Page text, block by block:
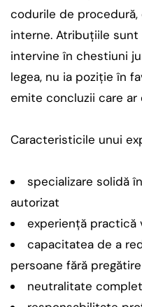
codurile de
interne. Atribuțiile
intervine în chestiuni
legea, nu ia poziție în
emite concluzii care ar
Caracteristicile unui
specializare solidă
autorizat
experiență practică
capacitatea de a
persoane fără
neutralitate